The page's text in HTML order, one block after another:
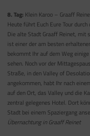
8. Tag: Klein Karoo – Graaff
Heute führt Euch Eure Tour
Die alte Stadt Graaff Reinet, mit
ist einer der am besten
bekommt Ihr auf dem Weg
sehen. Noch vor der
Straße, in den Valley of
angekommen, habt Ihr nach
auf den Ort, das Valley und die
zentral gelegenes Hotel. Dort
Stadt bei einem Spaziergang
Übernachtung in Graaff Reinet